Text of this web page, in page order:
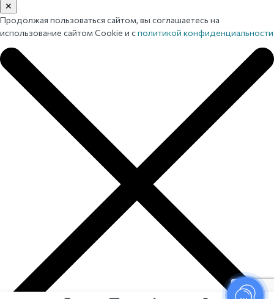
✕
Продолжая пользоваться сайтом, вы соглашаетесь на
использование сайтом Cookie и сполитикой конфиденциальности